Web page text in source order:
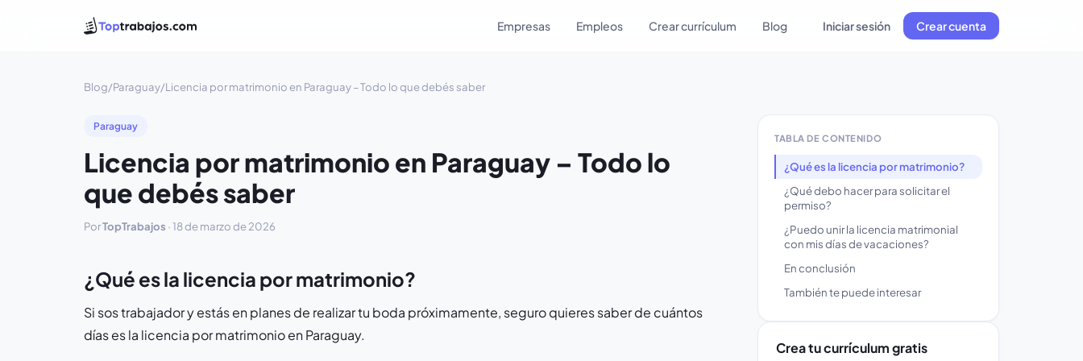
Empresas Empleos Crear currículum Blog Iniciar sesión Crear cuenta
Blog/Paraguay/Licencia por matrimonio en Paraguay – Todo lo que debés saber
Paraguay
Licencia por matrimonio en Paraguay – Todo lo
que debés saber
PorTopTrabajos ·18 de marzo de 2026
¿Qué es la licencia por matrimonio?
Si sos trabajador y estás en planes de realizar tu boda próximamente, seguro quieres saber de cuántos
días es la licencia por matrimonio en Paraguay.
TABLA DE CONTENIDO
¿Qué es la licencia por matrimonio?
¿Qué debo hacer para solicitar el
permiso?
¿Puedo unir la licencia matrimonial
con mis días de vacaciones?
En conclusión
También te puede interesar
Crea tu currículum gratis